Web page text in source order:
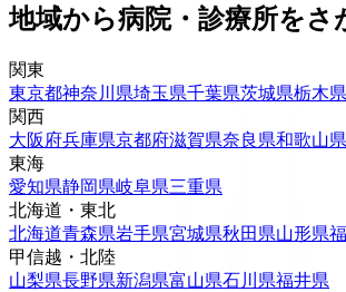
地域から病院・診療所をさ
関東
東京都神奈川県埼玉県千葉県茨城県栃木県
関西
大阪府兵庫県京都府滋賀県奈良県和歌山県
東海
愛知県静岡県岐阜県三重県
北海道・東北
北海道青森県岩手県宮城県秋田県山形県
甲信越・北陸
山梨県長野県新潟県富山県石川県福井県